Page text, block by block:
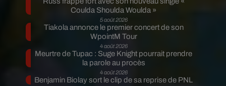
Coulda Shoulda Woulda »
5 août 2026
Tiakola annonce le premier concert de son
WpointM Tour
4 août 2026
Meurtre de Tupac : Suge Knight pourrait prendre
la parole au procès
4 août 2026
Benjamin Biolay sort le clip de sa reprise de PNL